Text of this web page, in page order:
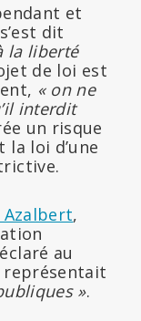
et
dit
la liberté
de loi est
« on ne
interdit
un risque
loi d’une
Azalbert,
au
représentait
».